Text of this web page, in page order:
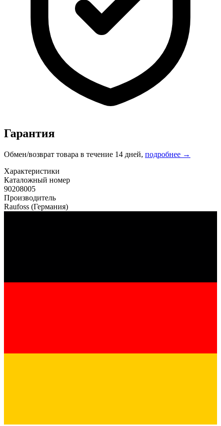
Гарантия
Обмен/возврат товара в течение 14 дней, подробнее →
Характеристики
Каталожный номер
90208005
Производитель
Raufoss (Германия)